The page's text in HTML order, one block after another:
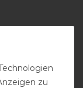
zu